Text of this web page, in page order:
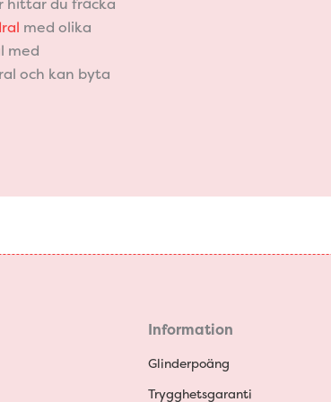
med olika
med
och kan byta
Information
Glinderpoäng
Trygghetsgaranti